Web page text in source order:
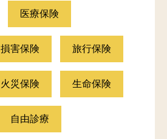
医療保険
損害保険 旅行保険
火災保険 生命保険
自由診療